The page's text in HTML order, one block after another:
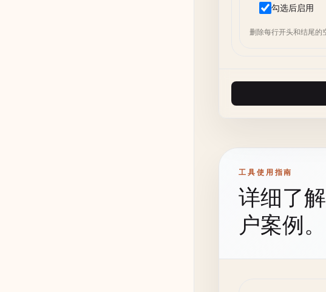
勾选后启用
删除每行开头和结尾的
工具使用指南
详细了
户案例。